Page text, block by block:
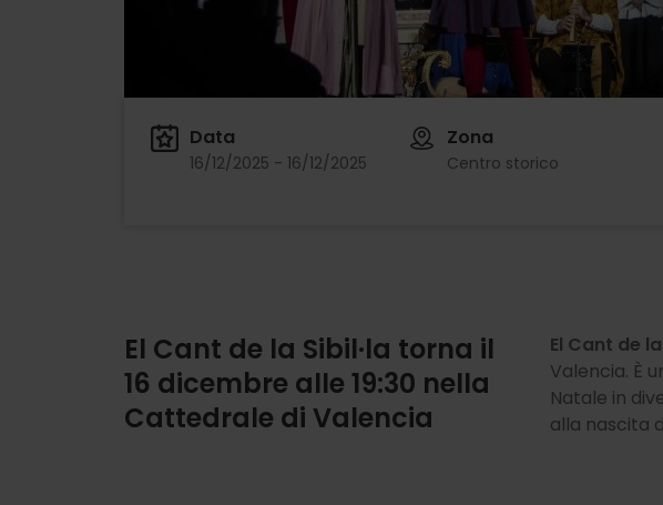
Data
16/12/2025 - 16/12/2025
Zona
Centro storico
El Cant de la Sibil·la torna il
16 dicembre alle 19:30 nella
Cattedrale di Valencia
El Cant de
Valencia. È
Natale in
alla nascita